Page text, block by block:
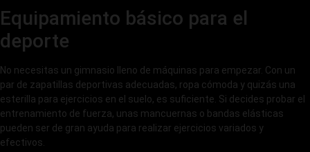
Equipamiento básico para el
deporte
No necesitas un gimnasio lleno de máquinas para empezar. Con un
par de zapatillas deportivas adecuadas, ropa cómoda y quizás una
esterilla para ejercicios en el suelo, es suficiente. Si decides probar el
entrenamiento de fuerza, unas mancuernas o bandas elásticas
pueden ser de gran ayuda para realizar ejercicios variados y
efectivos.